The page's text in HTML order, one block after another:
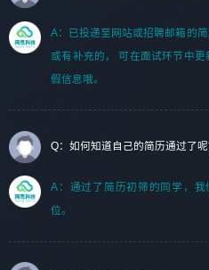
A：已投递至网站或招聘邮箱的
或有补充的， 可在面试环节中
假信息哦。
Q：如何知道自己的简历通过了呢
A：通过了简历初筛的同学，
位。